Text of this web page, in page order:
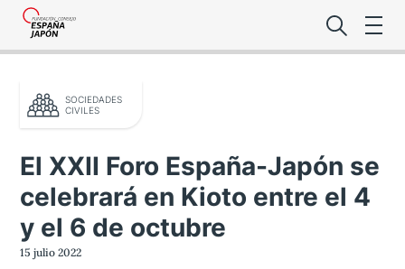
Lo último de la
SOCIEDADES
CIVILES
El XXII Foro España-Japón se
celebrará en Kioto entre el 4
y el 6 de octubre
15 julio 2022